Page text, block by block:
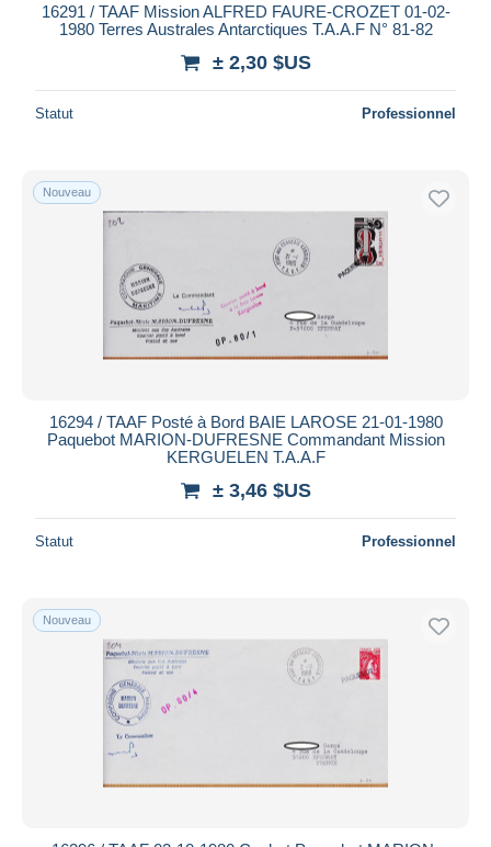
16291 / TAAF Mission ALFRED FAURE-CROZET 01-02-
1980 Terres Australes Antarctiques T.A.A.F N° 81-82
± 2,30 $US
Statut Professionnel
Nouveau
16294 / TAAF Posté à Bord BAIE LAROSE 21-01-1980
Paquebot MARION-DUFRESNE Commandant Mission
KERGUELEN T.A.A.F
± 3,46 $US
Statut Professionnel
Nouveau